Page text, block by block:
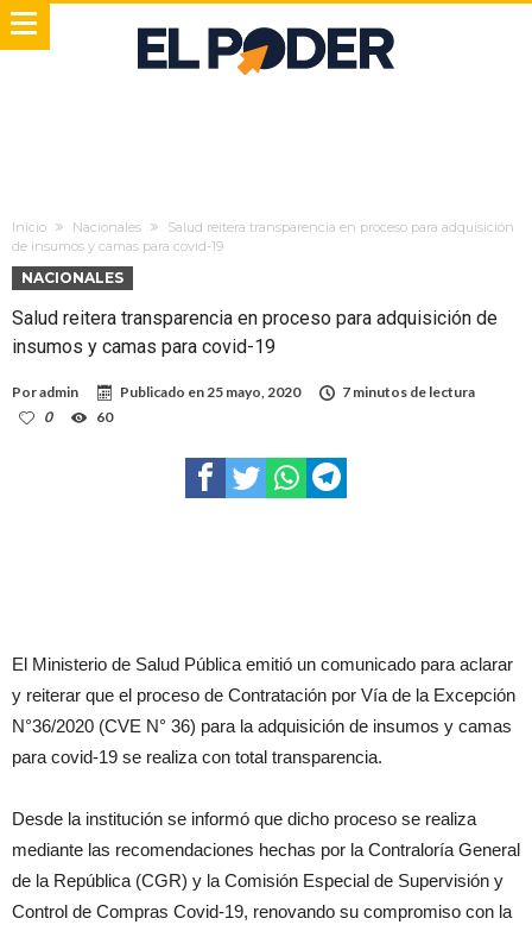
Inicio Nacionales
Salud reitera transparencia en proceso para adquisición
de insumos y camas para covid-19
NACIONALES
Salud reitera transparencia en proceso para adquisición de
insumos y camas para covid-19
Poradmin Publicado en25 mayo, 2020
7 minutos de lectura
0
60
El Ministerio de Salud Pública emitió un comunicado para aclarar
y reiterar que el proceso de Contratación por Vía de la Excepción
N°36/2020 (CVE N° 36) para la adquisición de insumos y camas
para covid-19 se realiza con total transparencia.
Desde la institución se informó que dicho proceso se realiza
mediante las recomendaciones hechas por la Contraloría General
de la República (CGR) y la Comi­sión Especial de Supervisión y
Control de Compras Covid-19, renovando su compromiso con la